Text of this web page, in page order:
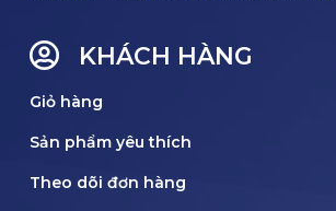
KHÁCH HÀNG
Giỏ hàng
Sản phẩm yêu thích
Theo dõi đơn hàng